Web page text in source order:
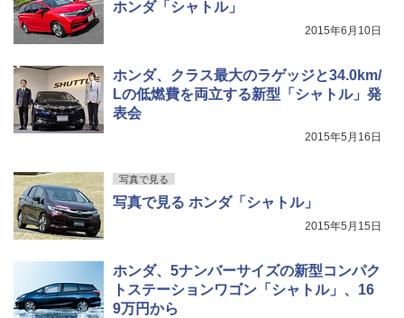
ホンダ「シャトル」
2015年6月10日
ホンダ、クラス最大のラゲッジと34.0km/
Lの低燃費を両立する新型「シャトル」発
表会
2015年5月16日
写真で見る
写真で見る ホンダ「シャトル」
2015年5月15日
ホンダ、5ナンバーサイズの新型コンパク
トステーションワゴン「シャトル」、16
9万円から